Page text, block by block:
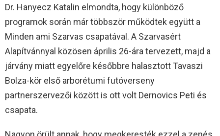
Dr. Hanyecz Katalin elmondta, hogy különböző
programok során már többször működtek együtt a
Minden ami Szarvas csapatával. A Szarvasért
Alapítvánnyal közösen április 26-ára tervezett, majd a
járvány miatt egyelőre későbbre halasztott Tavaszi
Bolza-kör első arborétumi futóverseny
partnerszervezői között is ott volt Dernovics Peti és
csapata.